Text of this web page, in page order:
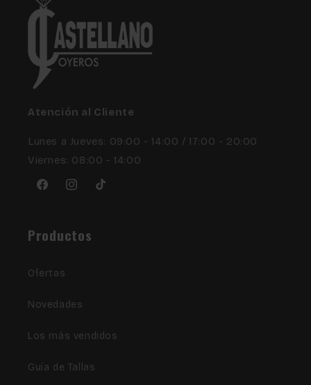
Atención al Cliente
Lunes a Jueves: 09:00 - 14:00 / 17:00 - 20:00
Viernes: 08:00 - 14:00
FacebookInstagram
TikTok
Productos
Ofertas
Novedades
Los más vendidos
Guía de Tallas